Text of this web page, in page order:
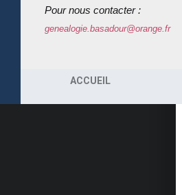
Pour nous contacter :
genealogie.basadour@orange.fr
ACCUEIL